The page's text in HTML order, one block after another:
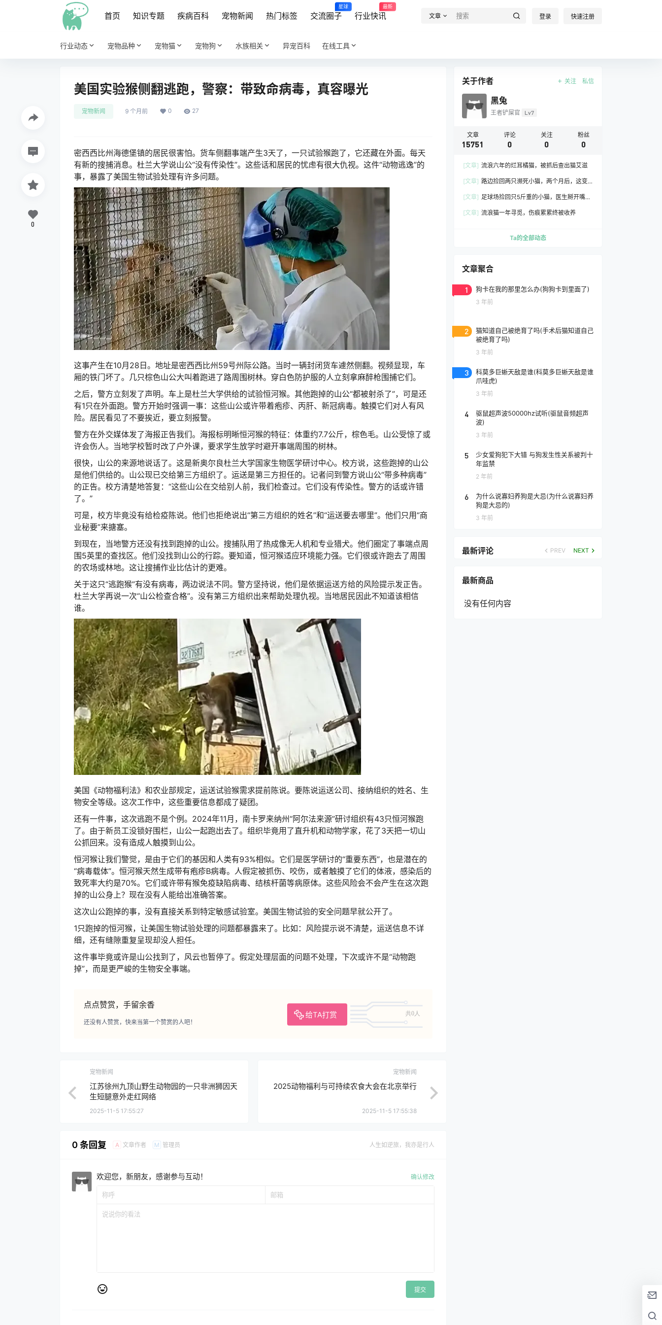
首页 知识专题 疾病百科 宠物新闻 热门标签 交流圈子
星球
行业快讯
最新
文章 登录 快速注册
行业动态 宠物品种 宠物猫 宠物狗 水族相关 异宠百科 在线工具
美国实验猴侧翻逃跑，警察：带致命病毒，真容曝光
宠物新闻 9 个月前 0 27
密西西比州海德堡镇的居民很害怕。货车侧翻事端产生3天了，一只试验猴跑了，它还藏在外面。每天
有新的搜捕消息。杜兰大学说山公“没有传染性”。这些话和居民的忧虑有很大仇视。这件“动物逃逸”的
事，暴露了美国生物试验处理有许多问题。
这事产生在10月28日。地址是密西西比州59号州际公路。当时一辆封闭货车遽然侧翻。视频显现，车
厢的铁门坏了。几只棕色山公大叫着跑进了路周围树林。穿白色防护服的人立刻拿麻醉枪围捕它们。
之后，警方立刻发了声明。车上是杜兰大学供给的试验恒河猴。其他跑掉的山公“都被射杀了”，可是还
有1只在外面跑。警方开始时强调一事：这些山公或许带着疱疹、丙肝、新冠病毒。触摸它们对人有风
险。居民看见了不要挨近，要立刻报警。
警方在外交媒体发了海报正告我们。海报标明晰恒河猴的特征：体重约7.7公斤，棕色毛。山公受惊了或
许会伤人。当地学校暂时改了户外课，要求学生放学时避开事端周围的树林。
很快，山公的来源地说话了。这是新奥尔良杜兰大学国家生物医学研讨中心。校方说，这些跑掉的山公
是他们供给的。山公现已交给第三方组织了。运送是第三方担任的。记者问到警方说山公“带多种病毒”
的正告。校方清楚地答复：“这些山公在交给别人前，我们检查过。它们没有传染性。警方的话或许错
了。”
可是，校方毕竟没有给检疫陈说。他们也拒绝说出“第三方组织的姓名”和“运送要去哪里”。他们只用“商
业秘要”来搪塞。
到现在，当地警方还没有找到跑掉的山公。搜捕队用了热成像无人机和专业猎犬。他们圈定了事端点周
围5英里的查找区。他们没找到山公的行踪。要知道，恒河猴适应环境能力强。它们很或许跑去了周围
的农场或林地。这让搜捕作业比估计的更难。
关于这只“逃跑猴”有没有病毒，两边说法不同。警方坚持说，他们是依据运送方给的风险提示发正告。
杜兰大学再说一次“山公检查合格”。没有第三方组织出来帮助处理仇视。当地居民因此不知道该相信
谁。
美国《动物福利法》和农业部规定，运送试验猴需求提前陈说。要陈说运送公司、接纳组织的姓名、生
物安全等级。这次工作中，这些重要信息都成了疑团。
还有一件事，这次逃跑不是个例。2024年11月，南卡罗来纳州“阿尔法来源”研讨组织有43只恒河猴跑
了。由于新员工没锁好围栏，山公一起跑出去了。组织毕竟用了直升机和动物学家，花了3天把一切山
公抓回来。没有造成人触摸到山公。
恒河猴让我们警觉，是由于它们的基因和人类有93%相似。它们是医学研讨的“重要东西”，也是潜在的
“病毒载体”。恒河猴天然生成带有疱疹B病毒。人假定被抓伤、咬伤，或者触摸了它们的体液，感染后的
致死率大约是70%。它们或许带有猴免疫缺陷病毒、结核杆菌等病原体。这些风险会不会产生在这次跑
掉的山公身上？现在没有人能给出准确答案。
这次山公跑掉的事，没有直接关系到特定敏感试验室。美国生物试验的安全问题早就公开了。
1只跑掉的恒河猴，让美国生物试验处理的问题都暴露来了。比如：风险提示说不清楚，运送信息不详
细，还有缝隙重复呈现却没人担任。
这件事毕竟或许是山公找到了，风云也暂停了。假定处理层面的问题不处理，下次或许不是“动物跑
掉”，而是更严峻的生物安全事端。
点点赞赏，手留余香
给TA打赏 共0人
还没有人赞赏，快来当第一个赞赏的人吧！
0
宠物新闻
江苏徐州九顶山野生动物园的一只非洲狮因天
生短腿意外走红网络
2025-11-5 17:55:27
宠物新闻
2025动物福利与可持续农食大会在北京举行
2025-11-5 17:55:38
0 条回复 A 文章作者 M 管理员 人生如逆旅，我亦是行人
欢迎您，新朋友，感谢参与互动！ 确认修改
提交
关于作者 关注 私信
黑兔
王者铲屎官 Lv7
文章
15751
评论
0
关注
0
粉丝
0
[文章] 流浪六年的烂耳橘猫，被抓后查出猫艾滋
[文章] 路边捡回两只濒死小猫，两个月后，这变
[文章] 足球场捡回只5斤重的小猫，医生掰开嘴一
[文章] 流浪猫一年寻觅，伤痕累累终被收养
Ta的全部动态
文章聚合
1 狗卡在我的那里怎么办(狗狗卡到里面了)
3 年前
2
猫知道自己被绝育了吗(手术后猫知道自己
被绝育了吗)
3 年前
3
科莫多巨蜥天敌是谁(科莫多巨蜥天敌是谁
爪哇虎)
3 年前
4
驱鼠超声波50000hz试听(驱鼠音频超声
波)
3 年前
5
少女爱狗犯下大错 与狗发生性关系被判十
年监禁
2 年前
6
为什么说寡妇养狗是大忌(为什么说寡妇养
狗是大忌的)
3 年前
最新评论 PREV NEXT
最新商品
没有任何内容